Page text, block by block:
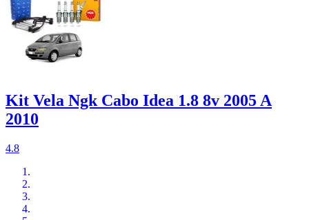
Kit Vela Ngk Cabo Idea 1.8 8v 2005 A
2010
4.8